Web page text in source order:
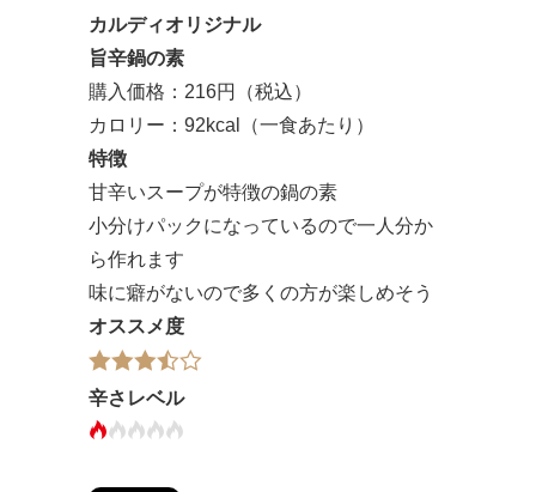
カルディオリジナル
旨辛鍋の素
購入価格：216円（税込）
カロリー：92kcal（一食あたり）
特徴
甘辛いスープが特徴の鍋の素
小分けパックになっているので一人分か
ら作れます
味に癖がないので多くの方が楽しめそう
オススメ度
辛さレベル